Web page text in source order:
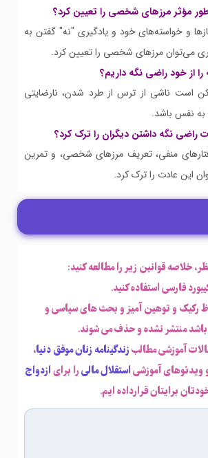
مؤثر مرزهای شخصی را تعیین کرد؟
و خواسته‌های خود و یادگیری "نه" گفتن به
می‌توان مرزهای شخصی را تعیین کرد.
را از خود راضی نگه داریم؟
است ناشی از ترس از طرد شدن، نارضایتی
به نفس باشد.
راضی نگه داشتن دیگران را ترک کرد؟
منفی، تعریف مرزهای شخصی، و تمرین
این عادت را ترک کرد.
خلاصه قوانین زیر را مطالعه کنید:
فارسی استفاده کنید.
رکیک و توهین آمیز و بحث های سیاسی و
باشد منتشر نشده و حذف می شوند.
آموزشی مطالبزندگینامه زنان موفق دنیا،
ویدئوهای آموزشیاستقلال مالیرا برایازدواج
برایتان قرارداده ایم.